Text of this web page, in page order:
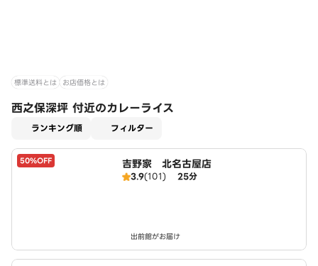
標準送料とは お店価格とは
西之保深坪 付近のカレーライス
ランキング順 フィルター
50%OFF 吉野家 北名古屋店
3.9(101) 25分
出前館がお届け